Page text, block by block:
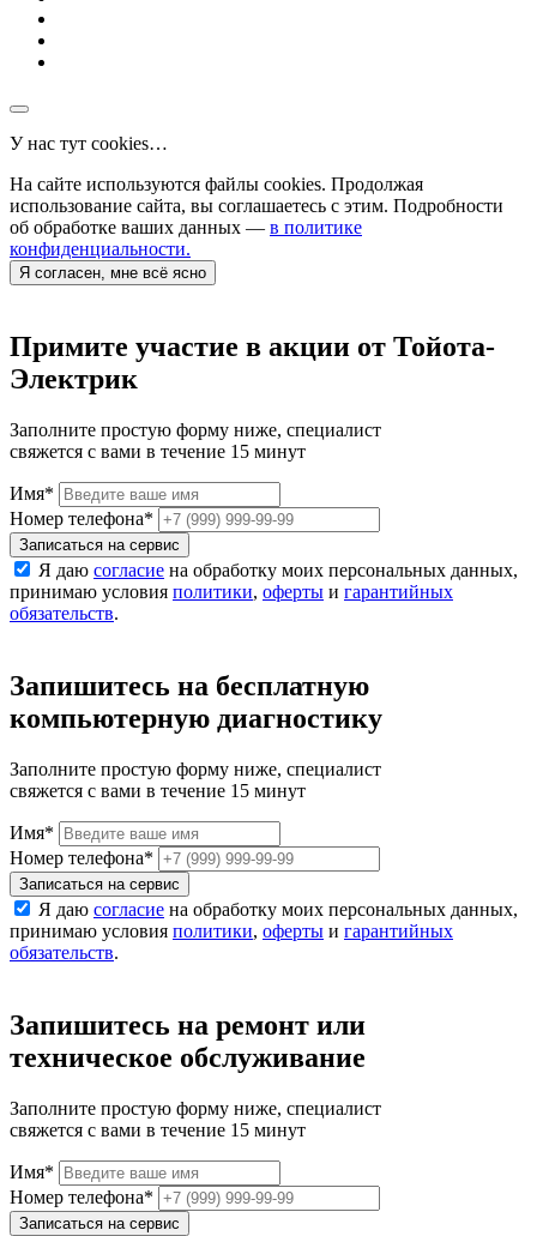
У нас тут cookies…
На сайте используются файлы cookies. Продолжая
использование сайта, вы соглашаетесь с этим. Подробности
об обработке ваших данных — в политике
конфиденциальности.
Я согласен, мне всё ясно
Примите участие в акции от Тойота-
Электрик
Заполните простую форму ниже, специалист
свяжется с вами в течение 15 минут
Имя*
Номер телефона*
Записаться на сервис
Я даю согласие на обработку моих персональных данных,
принимаю условия политики, оферты и гарантийных
обязательств.
Запишитесь на бесплатную
компьютерную диагностику
Заполните простую форму ниже, специалист
свяжется с вами в течение 15 минут
Имя*
Номер телефона*
Записаться на сервис
Я даю согласие на обработку моих персональных данных,
принимаю условия политики, оферты и гарантийных
обязательств.
Запишитесь на ремонт или
техническое обслуживание
Заполните простую форму ниже, специалист
свяжется с вами в течение 15 минут
Имя*
Номер телефона*
Записаться на сервис